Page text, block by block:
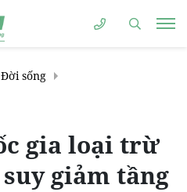
sống
gia loại trừ
giảm tầng